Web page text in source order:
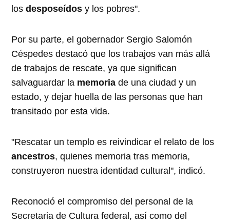
losdesposeídosy los pobres".
Por su parte, el gobernador Sergio Salomón
Céspedes destacó que los trabajos van más allá
de trabajos de rescate, ya que significan
salvaguardar la memoriade una ciudad y un
estado, y dejar huella de las personas que han
transitado por esta vida.
"Rescatar un templo es reivindicar el relato de los
ancestros, quienes memoria tras memoria,
construyeron nuestra identidad cultural", indicó.
Reconoció el compromiso del personal de la
Secretaria de Cultura federal, así como del